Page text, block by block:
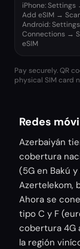
iPhone:
Add eSIM →
Android:
Connections →
eSIM
Pay securely. QR
physical SIM card
Redes
Azerbaiyán
cobertura
(5G en Bakú
Azertelekom,
Ahora se
tipo C y F
cobertura 4G
la región